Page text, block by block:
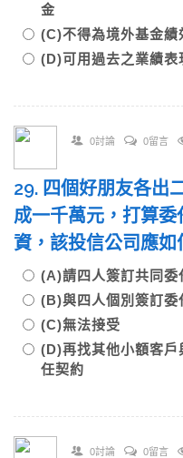
金
(C)不得為境外基金
(D)可用過去之業績表
0討論 0留言
29. 四個好朋友各出
成一千萬元，打算
資，該投信公司應
(A)請四人簽訂共同
(B)與四人個別簽訂
(C)無法接受
(D)再找其他小額客戶
任契約
0討論 0留言